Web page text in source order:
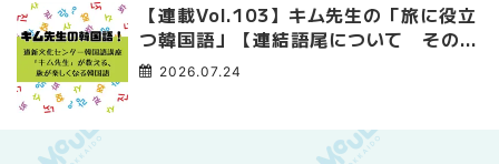
【連載Vol.103】キム先生の「旅に役立
つ韓国語」【連結語尾について その
3】2026.07.24